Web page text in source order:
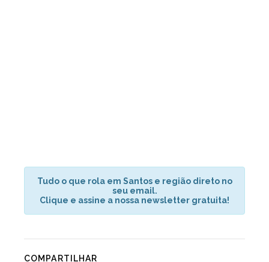
Tudo o que rola em Santos e região direto no
seu email.
Clique e assine a nossa newsletter gratuita!
COMPARTILHAR